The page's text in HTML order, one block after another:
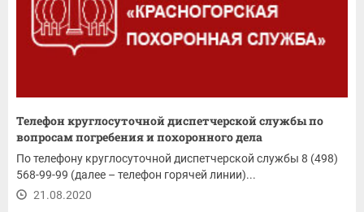
Телефон круглосуточной диспетчерской службы по
вопросам погребения и похоронного дела
По телефону круглосуточной диспетчерской службы 8 (498)
568-99-99 (далее – телефон горячей линии)...
21.08.2020